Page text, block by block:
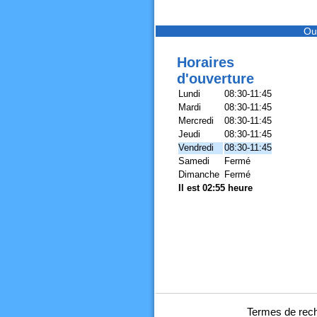
Horaires
d'ouverture
Lundi
08:30-11:45
Mardi
08:30-11:45
Mercredi
08:30-11:45
Jeudi
08:30-11:45
Vendredi
08:30-11:45
Samedi
Fermé
Dimanche
Fermé
Il est 02:55 heure
Termes de